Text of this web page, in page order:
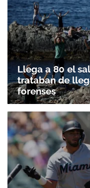
Llega a 80 el
trataban de
forenses